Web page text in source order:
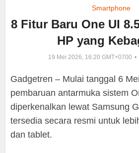
Smartphone
8 Fitur Baru One UI
HP yang
19 Mei 2026, 16:20 GMT+0700
Gadgetren – Mulai tanggal 6
pembaruan antarmuka sistem
diperkenalkan lewat Samsung
tersedia secara resmi untuk
dan tablet.